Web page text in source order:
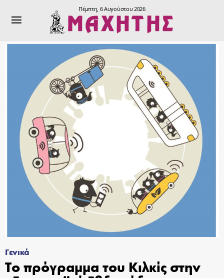
Πέμπτη, 6 Αυγούστου 2026
Γενικά
Το πρόγραμμα του Κιλκίς στην